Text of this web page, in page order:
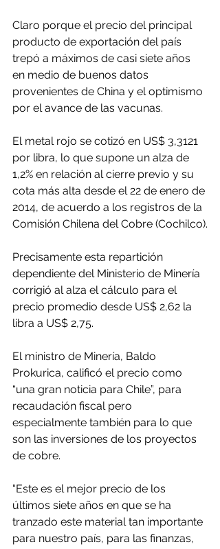
Claro porque el precio del principal
producto de exportación del país
trepó a máximos de casi siete años
en medio de buenos datos
provenientes de China y el optimismo
por el avance de las vacunas.
El metal rojo se cotizó en US$ 3,3121
por libra, lo que supone un alza de
1,2% en relación al cierre previo y su
cota más alta desde el 22 de enero de
2014, de acuerdo a los registros de la
Comisión Chilena del Cobre (Cochilco).
Precisamente esta repartición
dependiente del Ministerio de Minería
corrigió al alza el cálculo para el
precio promedio desde US$ 2,62 la
libra a US$ 2,75.
El ministro de Minería, Baldo
Prokurica, calificó el precio como
“una gran noticia para Chile”, para
recaudación fiscal pero
especialmente también para lo que
son las inversiones de los proyectos
de cobre.
“Este es el mejor precio de los
últimos siete años en que se ha
tranzado este material tan importante
para nuestro país, para las finanzas,